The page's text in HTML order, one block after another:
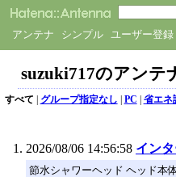
アンテナ シンプル ユーザー登録
suzuki717のアンテ
すべて | グループ指定なし | PC | 省エネ
2026/08/06 14:56:58 イン
節水シャワーヘッド ヘッド本